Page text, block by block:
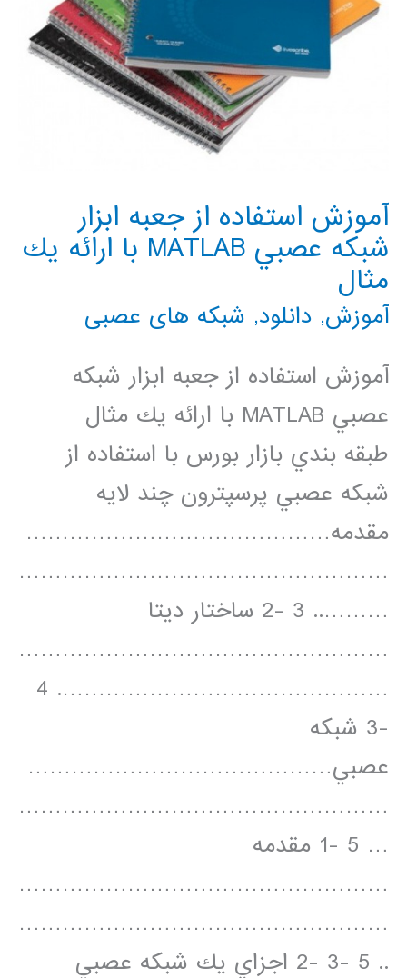
matlab
آموزش استفاده از جعبه ابزار
شبكه عصبي MATLAB با ارائه يك
مثال
آموزش, دانلود, شبکه های عصبی
آموزش استفاده از جعبه ابزار شبكه
عصبي MATLAB با ارائه يك مثال
طبقه بندي بازار بورس با استفاده از
شبكه عصبي پرسپترون چند لايه
مقدمه……………………………………
……………………………………………
……….. 3 -2 ساختار ديتا
……………………………………………
………………………………………. 4
-3 شبكه
عصبي……………………………………
……………………………………………
… 5 -1 مقدمه
……………………………………………
……………………………………………
.. 5 -3 -2 اجزاي يك شبكه عصبي